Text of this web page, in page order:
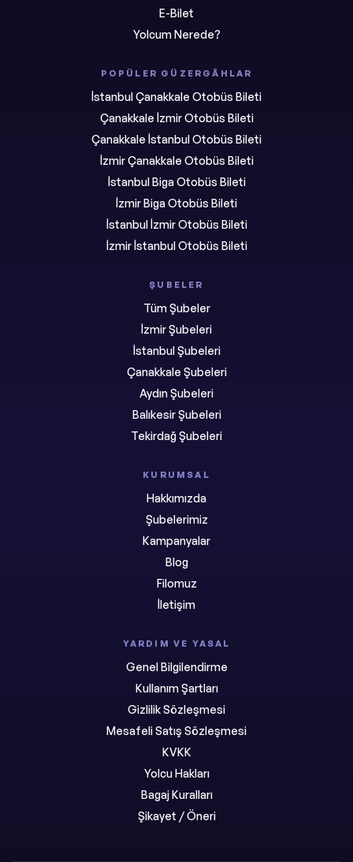
E-Bilet
Yolcum Nerede?
POPÜLER GÜZERGÂHLAR
İstanbul Çanakkale Otobüs Bileti
Çanakkale İzmir Otobüs Bileti
Çanakkale İstanbul Otobüs Bileti
İzmir Çanakkale Otobüs Bileti
İstanbul Biga Otobüs Bileti
İzmir Biga Otobüs Bileti
İstanbul İzmir Otobüs Bileti
İzmir İstanbul Otobüs Bileti
ŞUBELER
Tüm Şubeler
İzmir Şubeleri
İstanbul Şubeleri
Çanakkale Şubeleri
Aydın Şubeleri
Balıkesir Şubeleri
Tekirdağ Şubeleri
KURUMSAL
Hakkımızda
Şubelerimiz
Kampanyalar
Blog
Filomuz
İletişim
YARDIM VE YASAL
Genel Bilgilendirme
Kullanım Şartları
Gizlilik Sözleşmesi
Mesafeli Satış Sözleşmesi
KVKK
Yolcu Hakları
Bagaj Kuralları
Şikayet / Öneri